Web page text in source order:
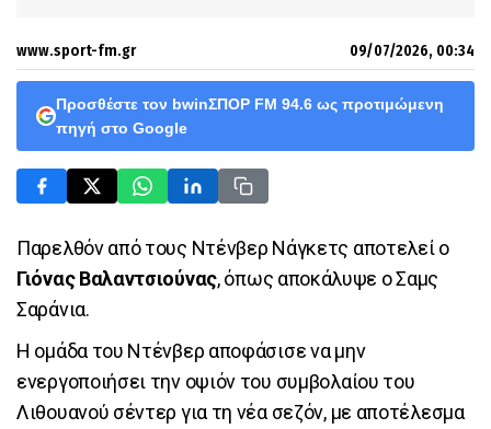
www.sport-fm.gr 09/07/2026, 00:34
Προσθέστε τον bwinΣΠΟΡ FM 94.6 ως προτιμώμενη
πηγή στο Google
Παρελθόν από τους Ντένβερ Νάγκετς αποτελεί ο
Γιόνας Βαλαντσιούνας, όπως αποκάλυψε ο Σαμς
Σαράνια.
Η ομάδα του Ντένβερ αποφάσισε να μην
ενεργοποιήσει την οψιόν του συμβολαίου του
Λιθουανού σέντερ για τη νέα σεζόν, με αποτέλεσμα